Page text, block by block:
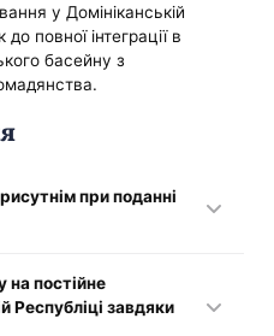
у Домініканській
повної інтеграції в
басейну з
при поданні
медичного огляду в
на постійне
Республіці завдяки